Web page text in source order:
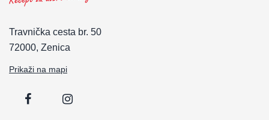
Travnička cesta br. 50
72000, Zenica
Prikaži na mapi